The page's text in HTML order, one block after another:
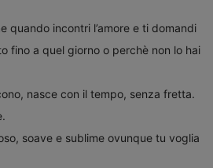
quando incontri l’amore e ti domandi
fino a quel giorno o perchè non lo hai
nasce con il tempo, senza fretta.
soave e sublime ovunque tu voglia